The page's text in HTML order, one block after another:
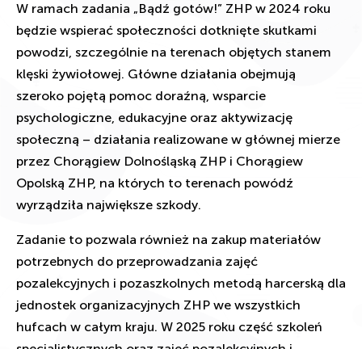
W ramach zadania „Bądź gotów!” ZHP w 2024 roku
będzie wspierać społeczności dotknięte skutkami
powodzi, szczególnie na terenach objętych stanem
klęski żywiołowej. Główne działania obejmują
szeroko pojętą pomoc doraźną, wsparcie
psychologiczne, edukacyjne oraz aktywizację
społeczną – działania realizowane w głównej mierze
przez Chorągiew Dolnośląską ZHP i Chorągiew
Opolską ZHP, na których to terenach powódź
wyrządziła największe szkody.
Zadanie to pozwala również na zakup materiałów
potrzebnych do przeprowadzania zajęć
pozalekcyjnych i pozaszkolnych metodą harcerską dla
jednostek organizacyjnych ZHP we wszystkich
hufcach w całym kraju. W 2025 roku część szkoleń